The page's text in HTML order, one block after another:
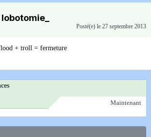
Posté(e) le 27 septembre 2013
+ troll = fermeture
Maintenant